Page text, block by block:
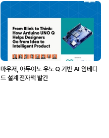
마우저, 아두이노 우노 Q 기반 AI 임베디
드 설계 전자책 발간